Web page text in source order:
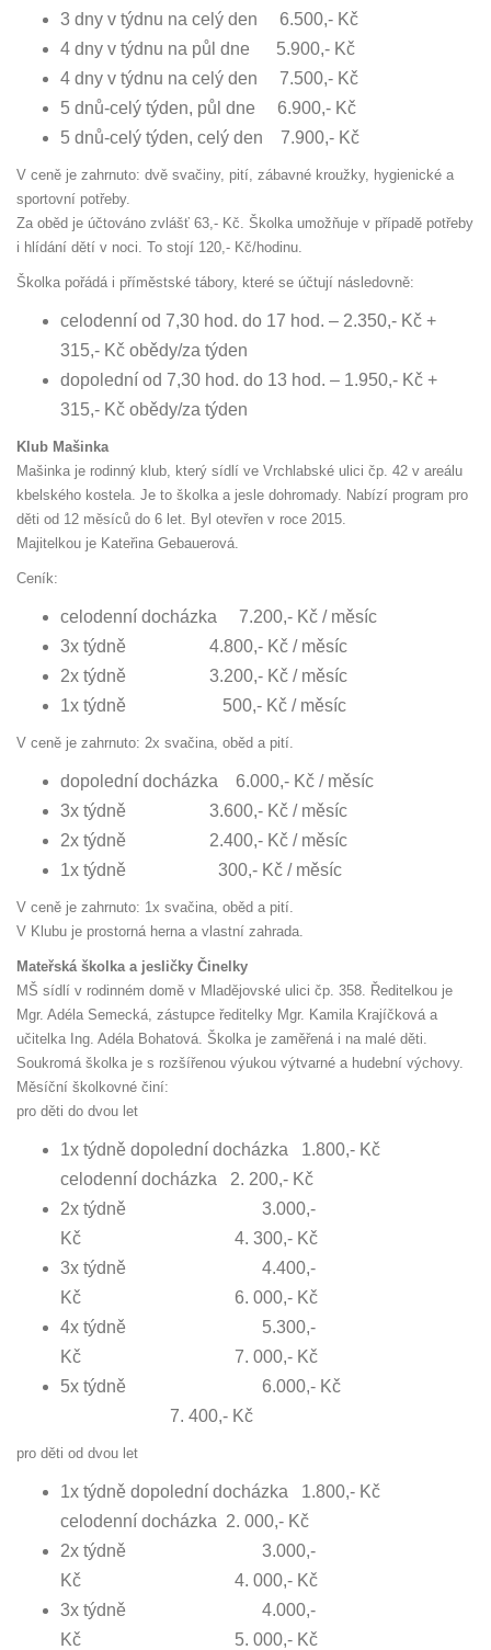
3 dny v týdnu na celý den 6.500,- Kč
4 dny v týdnu na půl dne 5.900,- Kč
4 dny v týdnu na celý den 7.500,- Kč
5 dnů-celý týden, půl dne 6.900,- Kč
5 dnů-celý týden, celý den 7.900,- Kč
V ceně je zahrnuto: dvě svačiny, pití, zábavné kroužky, hygienické a
sportovní potřeby.
Za oběd je účtováno zvlášť 63,- Kč. Školka umožňuje v případě potřeby
i hlídání dětí v noci. To stojí 120,- Kč/hodinu.
Školka pořádá i příměstské tábory, které se účtují následovně:
celodenní od 7,30 hod. do 17 hod. – 2.350,- Kč +
315,- Kč obědy/za týden
dopolední od 7,30 hod. do 13 hod. – 1.950,- Kč +
315,- Kč obědy/za týden
Klub Mašinka
Mašinka je rodinný klub, který sídlí ve Vrchlabské ulici čp. 42 v areálu
kbelského kostela. Je to školka a jesle dohromady. Nabízí program pro
děti od 12 měsíců do 6 let. Byl otevřen v roce 2015.
Majitelkou je Kateřina Gebauerová.
Ceník:
celodenní docházka 7.200,- Kč / měsíc
3x týdně 4.800,- Kč / měsíc
2x týdně 3.200,- Kč / měsíc
1x týdně 500,- Kč / měsíc
V ceně je zahrnuto: 2x svačina, oběd a pití.
dopolední docházka 6.000,- Kč / měsíc
3x týdně 3.600,- Kč / měsíc
2x týdně 2.400,- Kč / měsíc
1x týdně 300,- Kč / měsíc
V ceně je zahrnuto: 1x svačina, oběd a pití.
V Klubu je prostorná herna a vlastní zahrada.
Mateřská školka a jesličky Činelky
MŠ sídlí v rodinném domě v Mladějovské ulici čp. 358. Ředitelkou je
Mgr. Adéla Semecká, zástupce ředitelky Mgr. Kamila Krajíčková a
učitelka Ing. Adéla Bohatová. Školka je zaměřená i na malé děti.
Soukromá školka je s rozšířenou výukou výtvarné a hudební výchovy.
Měsíční školkovné činí:
pro děti do dvou let
1x týdně dopolední docházka 1.800,- Kč
celodenní docházka 2. 200,- Kč
2x týdně 3.000,-
Kč 4. 300,- Kč
3x týdně 4.400,-
Kč 6. 000,- Kč
4x týdně 5.300,-
Kč 7. 000,- Kč
5x týdně 6.000,- Kč
7. 400,- Kč
pro děti od dvou let
1x týdně dopolední docházka 1.800,- Kč
celodenní docházka 2. 000,- Kč
2x týdně 3.000,-
Kč 4. 000,- Kč
3x týdně 4.000,-
Kč 5. 000,- Kč